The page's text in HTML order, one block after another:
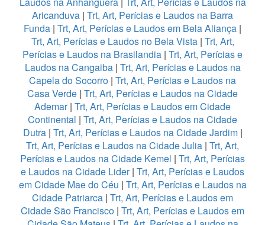
Aricanduva | Trt, Art, Perícias e Laudos na Barra
Funda | Trt, Art, Perícias e Laudos em Bela Aliança |
Trt, Art, Perícias e Laudos no Bela Vista| Trt, Art,
Perícias e Laudos na Brasilandia | Trt, Art, Perícias e
Laudos na Cangaiba| Trt, Art, Perícias e Laudos na
Capela do Socorro | Trt, Art, Perícias e Laudos na
Casa Verde | Trt, Art, Perícias e Laudos na Cidade
Ademar| Trt, Art, Perícias e Laudos em Cidade
Continental | Trt, Art, Perícias e Laudos na Cidade
Dutra | Trt, Art, Perícias e Laudos na Cidade Jardim|
Trt, Art, Perícias e Laudos na Cidade Julia | Trt, Art,
Perícias e Laudos na Cidade Kemel | Trt, Art, Perícias
e Laudos na Cidade Lider| Trt, Art, Perícias e Laudos
em Cidade Mae do Céu | Trt, Art, Perícias e Laudos na
Cidade Patriarca | Trt, Art, Perícias e Laudos em
Cidade São Francisco | Trt, Art, Perícias e Laudos em